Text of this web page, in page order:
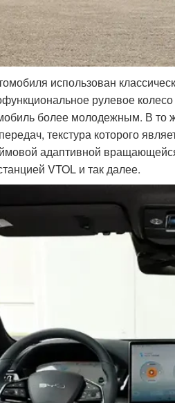
использован
рулевое
более молодежным. В
текстура которого
адаптивной
VTOL и так далее.